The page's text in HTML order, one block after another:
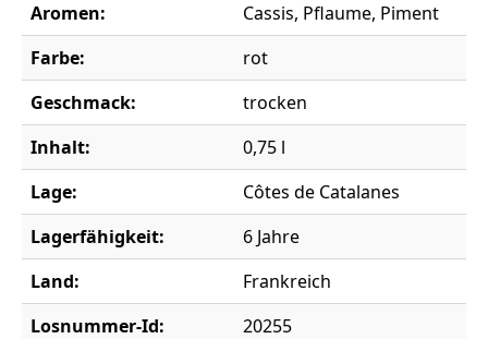
Aromen:
Cassis, Pflaume, Piment
Farbe:
rot
Geschmack:
trocken
Inhalt:
0,75 l
Lage:
Côtes de Catalanes
Lagerfähigkeit:
6 Jahre
Land:
Frankreich
Losnummer-Id:
20255